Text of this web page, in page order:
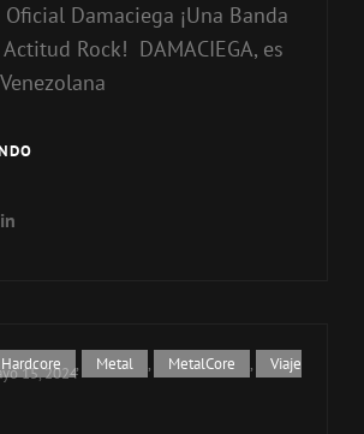
Damaciega ¡Una Banda
Rock! DAMACIEGA, es
Hardcore , Metal , MetalCore ,
Viaje
15, 2024